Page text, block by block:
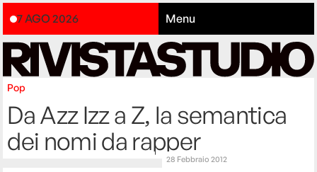
7 AGO 2026 Menu
Pop
Da Azz Izz a Z, la semantica
dei nomi da rapper
28 Febbraio 2012